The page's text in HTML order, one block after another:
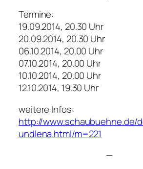
Termine:
19.09.2014, 20.30 Uhr
20.09.2014, 20.30 Uhr
06.10.2014, 20.00 Uhr
07.10.2014, 20.00 Uhr
10.10.2014, 20.00 Uhr
12.10.2014, 19.30 Uhr
weitere Infos:
http://
undlena.html/m=221
—